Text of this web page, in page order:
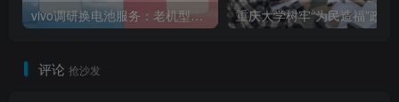
vivo调研换电池服务：老机型可换高密度蓝海电池 容量增加
评论 抢沙发